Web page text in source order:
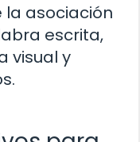
asociación
escrita,
visual y